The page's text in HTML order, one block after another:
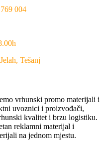
004
Tešanj
vrhunski promo materijali i
uvoznici i proizvođači,
kvalitet i brzu logistiku.
reklamni materijal i
na jednom mjestu.